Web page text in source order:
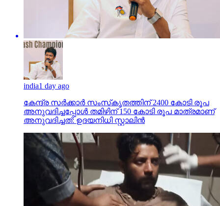
india1 day ago
കേന്ദ്ര സര്‍ക്കാര്‍ സംസ്‌കൃതത്തിന് 2400 കോടി രൂപ
അനുവദിച്ചപ്പോള്‍ തമിഴിന് 150 കോടി രൂപ മാത്രമാണ്
അനുവദിച്ചത്: ഉദയനിധി സ്റ്റാലിന്‍